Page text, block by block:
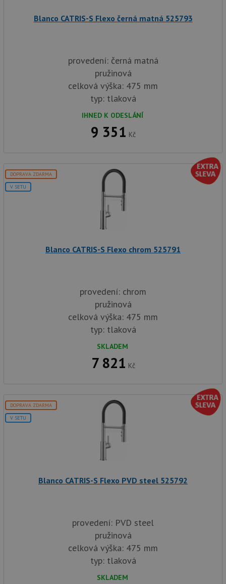
Blanco CATRIS-S Flexo černá matná 525793
provedení: černá matná
pružinová
celková výška: 475 mm
typ: tlaková
IHNED K ODESLÁNÍ
9 351 Kč
DOPRAVA ZDARMA
V SETU
Blanco CATRIS-S Flexo chrom 525791
provedení: chrom
pružinová
celková výška: 475 mm
typ: tlaková
SKLADEM
7 821 Kč
DOPRAVA ZDARMA
V SETU
Blanco CATRIS-S Flexo PVD steel 525792
provedení: PVD steel
pružinová
celková výška: 475 mm
typ: tlaková
SKLADEM